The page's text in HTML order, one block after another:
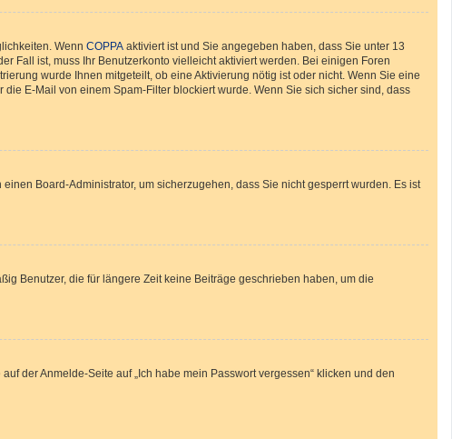
Wenn COPPA aktiviert ist und Sie angegeben haben, dass Sie unter 13
Fall ist, muss Ihr Benutzerkonto vielleicht aktiviert werden. Bei einigen Foren
wurde Ihnen mitgeteilt, ob eine Aktivierung nötig ist oder nicht. Wenn Sie eine
E-Mail von einem Spam-Filter blockiert wurde. Wenn Sie sich sicher sind, dass
Board-Administrator, um sicherzugehen, dass Sie nicht gesperrt wurden. Es ist
Benutzer, die für längere Zeit keine Beiträge geschrieben haben, um die
der Anmelde-Seite auf „Ich habe mein Passwort vergessen“ klicken und den